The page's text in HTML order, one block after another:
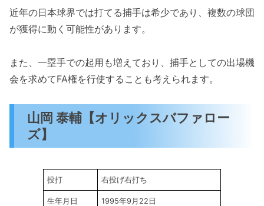
近年の日本球界では打てる捕手は希少であり、複数の球団
が獲得に動く可能性があります。
また、一塁手での起用も増えており、捕手としての出場機
会を求めてFA権を行使することも考えられます。
山岡 泰輔【オリックスバファロー
ズ】
投打 右投げ右打ち
生年月日 1995年9月22日